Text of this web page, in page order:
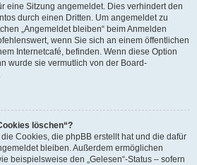
eine Sitzung angemeldet. Dies verhindert den
durch einen Dritten. Um angemeldet zu
„Angemeldet bleiben“ beim Anmelden
wenn Sie sich an einem öffentlichen
Internetcafé, befinden. Wenn diese Option
wurde sie vermutlich von der Board-
löschen“?
Cookies, die phpBB erstellt hat und die dafür
bleiben. Außerdem ermöglichen
beispielsweise den „Gelesen“-Status – sofern